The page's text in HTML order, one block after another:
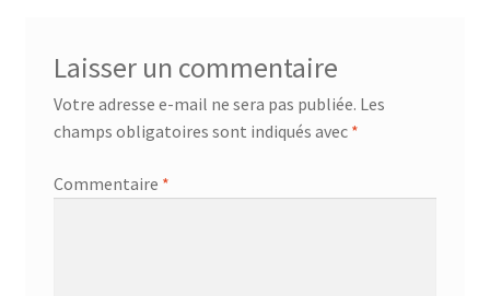
Laisser un commentaire
Votre adresse e-mail ne sera pas publiée. Les
champs obligatoires sont indiqués avec *
Commentaire *